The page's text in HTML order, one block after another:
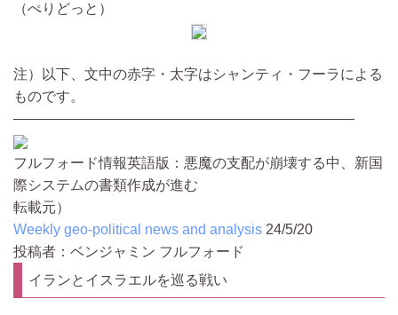
（ぺりどっと）
注）以下、文中の赤字・太字はシャンティ・フーラによる
ものです。
————————————————————————
フルフォード情報英語版：悪魔の支配が崩壊する中、新国
際システムの書類作成が進む
転載元）
Weekly geo-political news and analysis 24/5/20
投稿者：ベンジャミン フルフォード
イランとイスラエルを巡る戦い